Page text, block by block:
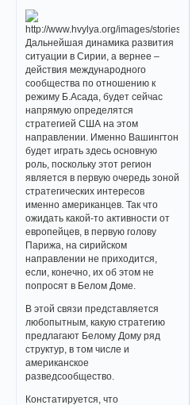
Дальнейшая динамика развития
ситуации в Сирии, а вернее –
действия международного
сообщества по отношению к
режиму Б.Асада, будет сейчас
напрямую определятся
стратегией США на этом
направлении. Именно Вашингтон
будет играть здесь основную
роль, поскольку этот регион
является в первую очередь зоной
стратегических интересов
именно американцев. Так что
ожидать какой-то активности от
европейцев, в первую голову
Парижа, на сирийском
направлении не приходится,
если, конечно, их об этом не
попросят в Белом Доме.
В этой связи представляется
любопытным, какую стратегию
предлагают Белому Дому ряд
структур, в том числе и
американское
разведсообщество.
Констатируется, что